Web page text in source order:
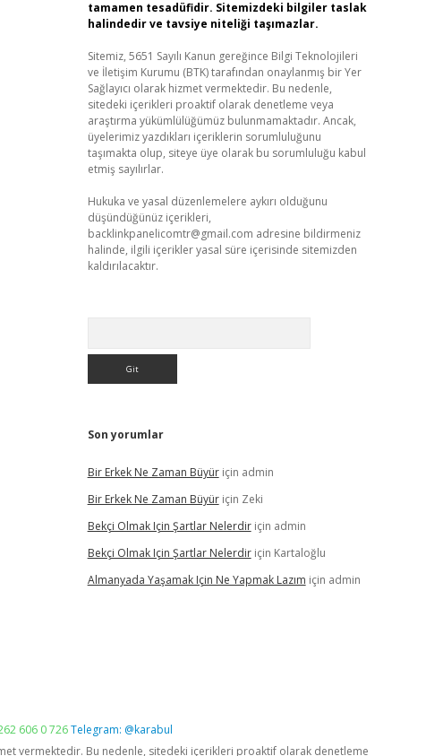
tamamen tesadüfidir. Sitemizdeki bilgiler taslak
halindedir ve tavsiye niteliği taşımazlar.
Sitemiz, 5651 Sayılı Kanun gereğince Bilgi Teknolojileri
ve İletişim Kurumu (BTK) tarafından onaylanmış bir Yer
Sağlayıcı olarak hizmet vermektedir. Bu nedenle,
sitedeki içerikleri proaktif olarak denetleme veya
araştırma yükümlülüğümüz bulunmamaktadır. Ancak,
üyelerimiz yazdıkları içeriklerin sorumluluğunu
taşımakta olup, siteye üye olarak bu sorumluluğu kabul
etmiş sayılırlar.
Hukuka ve yasal düzenlemelere aykırı olduğunu
düşündüğünüz içerikleri,
backlinkpanelicomtr@gmail.com adresine bildirmeniz
halinde, ilgili içerikler yasal süre içerisinde sitemizden
kaldırılacaktır.
Son yorumlar
Bir Erkek Ne Zaman Büyüriçin admin
Bir Erkek Ne Zaman Büyüriçin Zeki
Bekçi Olmak Için Şartlar Nelerdiriçin admin
Bekçi Olmak Için Şartlar Nelerdiriçin Kartaloğlu
Almanyada Yaşamak Için Ne Yapmak Lazım için admin
606 0 726Telegram: @karabul
vermektedir. Bu nedenle, sitedeki içerikleri proaktif olarak denetleme